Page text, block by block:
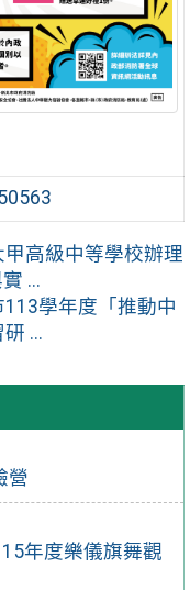
營
年度樂儀旗舞觀
甲高級中等學校辦理
...
學年度「推動中
...